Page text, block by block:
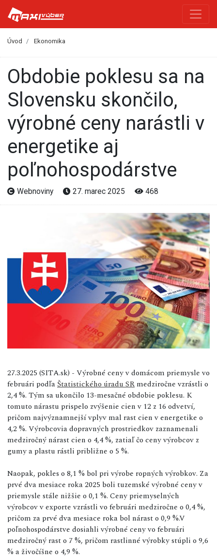
Úvod Ekonomika
Obdobie poklesu sa na
Slovensku skončilo,
výrobné ceny narástli v
energetike aj
poľnohospodárstve
Webnoviny 27. marec 2025 468
27.3.2025 (SITA.sk) - Výrobné ceny v domácom priemysle vo
februári podľa Štatistického úradu SR medziročne vzrástli o
2,4 %. Tým sa ukončilo 13-mesačné obdobie poklesu. K
tomuto nárastu prispelo zvýšenie cien v 12 z 16 odvetví,
pričom najvýznamnejší vplyv mal rast cien v energetike o
4,2 %. Výrobcovia dopravných prostriedkov zaznamenali
medziročný nárast cien o 4,4 %, zatiaľ čo ceny výrobcov z
gumy a plastu rástli približne o 5 %.
Naopak, pokles o 8,1 % bol pri výrobe ropných výrobkov. Za
prvé dva mesiace roka 2025 boli tuzemské výrobné ceny v
priemysle stále nižšie o 0,1 %. Ceny priemyselných
výrobcov v exporte vzrástli vo februári medziročne o 0,4 %,
pričom za prvé dva mesiace roka bol nárast o 0,9 %.V
poľnohospodárstve dosiahli výrobné ceny vo februári
medziročný rast o 7 %, pričom rastlinné výrobky stúpli o 9,6
% a živočíšne o 4,9 %.